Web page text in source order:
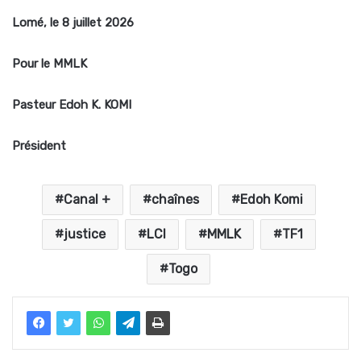
Lomé, le 8 juillet 2026
Pour le MMLK
Pasteur Edoh K. KOMI
Président
Canal + chaînes Edoh Komi
justice LCI MMLK TF1
Togo